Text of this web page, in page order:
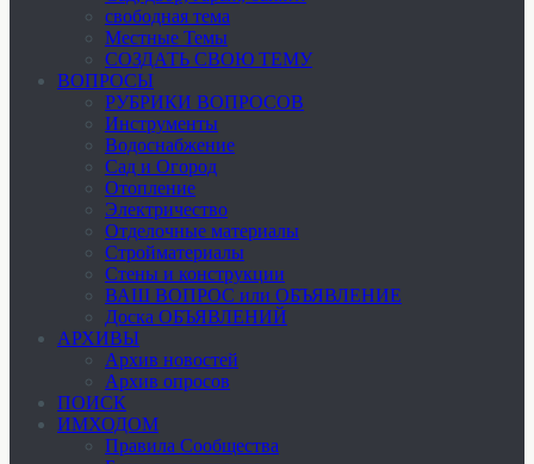
свободная тема
Местные Темы
СОЗДАТЬ СВОЮ ТЕМУ
ВОПРОСЫ
РУБРИКИ ВОПРОСОВ
Инструменты
Водоснабжение
Сад и Огород
Отопление
Электричество
Отделочные материалы
Стройматериалы
Стены и конструкции
ВАШ ВОПРОС или ОБЪЯВЛЕНИЕ
Доска ОБЪЯВЛЕНИЙ
АРХИВЫ
Архив новостей
Архив опросов
ПОИСК
ИМХОДОМ
Правила Сообщества